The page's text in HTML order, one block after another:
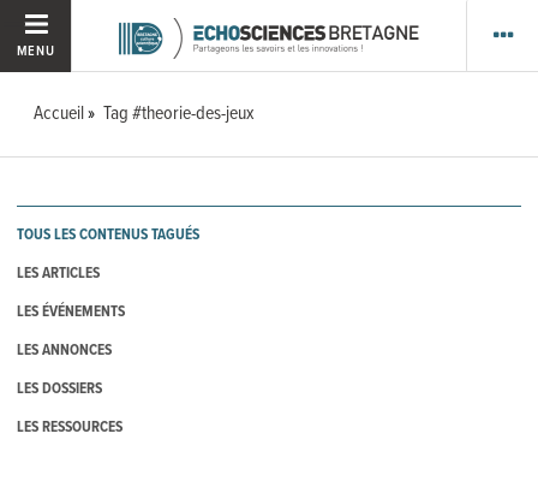
MENU
Accueil Tag #theorie-des-jeux
TOUS LES CONTENUS TAGUÉS
LES ARTICLES
LES ÉVÉNEMENTS
LES ANNONCES
LES DOSSIERS
LES RESSOURCES